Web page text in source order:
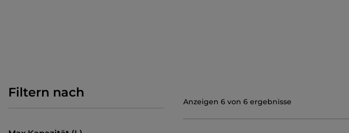
Filtern nach
Anzeigen 6 von 6 ergebnisse